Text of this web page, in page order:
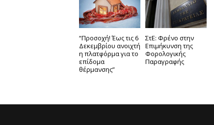
“Προσοχή! Έως τις 6
Δεκεμβρίου ανοιχτή
η πλατφόρμα για το
επίδομα
θέρμανσης”
ΣτΕ: Φρένο στην
Επιμήκυνση της
Φορολογικής
Παραγραφής